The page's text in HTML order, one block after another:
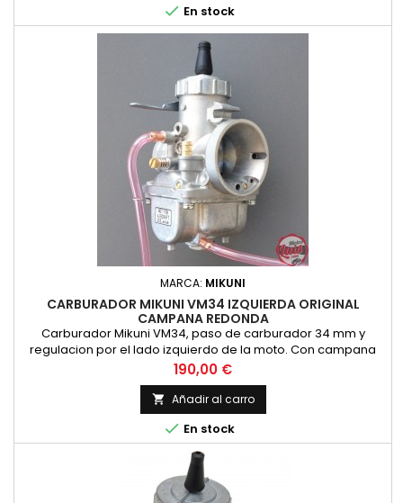
 En stock
MARCA: MIKUNI
CARBURADOR MIKUNI VM34 IZQUIERDA ORIGINAL
CAMPANA REDONDA
Carburador Mikuni VM34, paso de carburador 34 mm y
regulacion por el lado izquierdo de la moto. Con campana
redonda. Original Mikuni, no es copia
Precio
190,00 €
 Añadir al carro
 En stock